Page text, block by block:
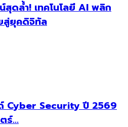
สุดล้ำ! เทคโนโลยี AI พลิก
สู่ยุคดิจิทัล
Cyber Security ปี 2569
ร์...